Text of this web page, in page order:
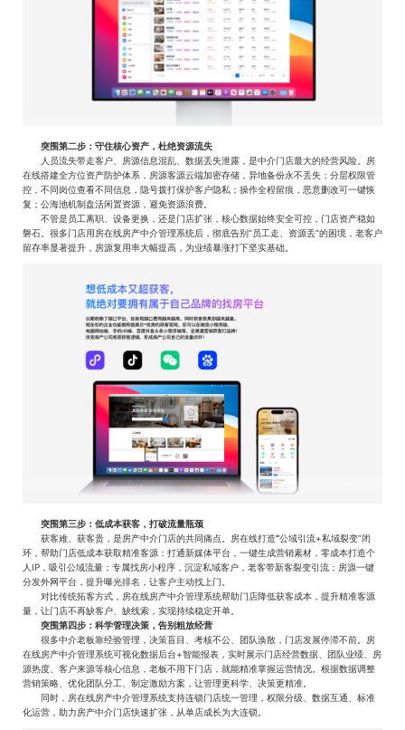
突围第二步：守住核心资产，杜绝资源流失
人员流失带走客户、房源信息混乱、数据丢失泄露，是中介门店最大的经营风险。房
在线搭建全方位资产防护体系，房源客源云端加密存储，异地备份永不丢失；分层权限管
控，不同岗位查看不同信息，隐号拨打保护客户隐私；操作全程留痕，恶意删改可一键恢
复；公海池机制盘活闲置资源，避免资源浪费。
不管是员工离职、设备更换，还是门店扩张，核心数据始终安全可控，门店资产稳如
磐石。很多门店用房在线房产中介管理系统后，彻底告别“员工走、资源丢”的困境，老客户
留存率显著提升，房源复用率大幅提高，为业绩暴涨打下坚实基础。
突围第三步：低成本获客，打破流量瓶颈
获客难、获客贵，是房产中介门店的共同痛点。房在线打造“公域引流+私域裂变”闭
环，帮助门店低成本获取精准客源：打通新媒体平台，一键生成营销素材，零成本打造个
人IP，吸引公域流量；专属找房小程序，沉淀私域客户，老客带新客裂变引流；房源一键
分发外网平台，提升曝光排名，让客户主动找上门。
对比传统拓客方式，房在线房产中介管理系统帮助门店降低获客成本，提升精准客源
量，让门店不再缺客户、缺线索，实现持续稳定开单。
突围第四步：科学管理决策，告别粗放经营
很多中介老板靠经验管理，决策盲目、考核不公、团队涣散，门店发展停滞不前。房
在线房产中介管理系统可视化数据后台+智能报表，实时展示门店经营数据、团队业绩、房
源热度、客户来源等核心信息，老板不用下门店，就能精准掌握运营情况。根据数据调整
营销策略、优化团队分工、制定激励方案，让管理更科学、决策更精准。
同时，房在线房产中介管理系统支持连锁门店统一管理，权限分级、数据互通、标准
化运营，助力房产中介门店快速扩张，从单店成长为大连锁。